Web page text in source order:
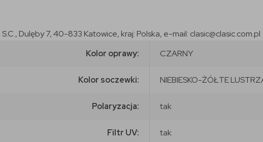
Dulęby 7, 40-833 Katowice, kraj: Polska, e-mail: clasic@clasic.com.pl
Kolor oprawy:
CZARNY
Kolor soczewki: NIEBIESKO-ŻÓŁTE
Polaryzacja: tak
Filtr UV: tak